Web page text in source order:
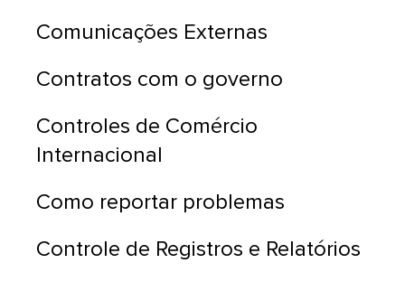
Comunicações Externas
Contratos com o governo
Controles de Comércio
Internacional
Como reportar problemas
Controle de Registros e Relatórios